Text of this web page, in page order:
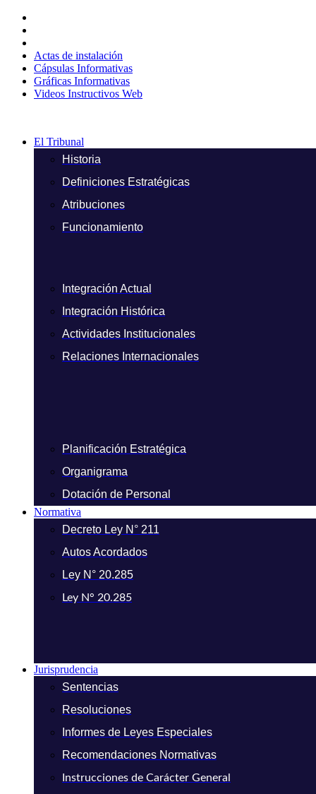
contenido
Actas de instalación
Cápsulas Informativas
Gráficas Informativas
Videos Instructivos Web
El Tribunal
Historia
Definiciones Estratégicas
Atribuciones
Funcionamiento
Integración Actual
Integración Histórica
Actividades Institucionales
Relaciones Internacionales
Planificación Estratégica
Organigrama
Dotación de Personal
Normativa
Decreto Ley N° 211
Autos Acordados
Ley N° 20.285
Ley N° 20.285
Jurisprudencia
Sentencias
Resoluciones
Informes de Leyes Especiales
Recomendaciones Normativas
Instrucciones de Carácter General